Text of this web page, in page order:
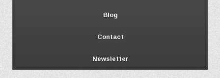
Blog
Contact
Newsletter